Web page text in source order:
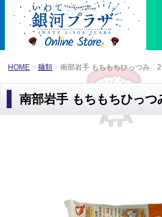
HOME 麺類 南部岩手 もちもちひっつみ 2
南部岩手 もちもちひっ